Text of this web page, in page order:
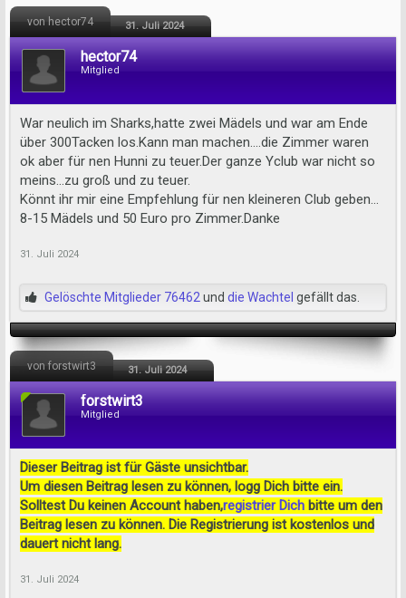
von hector74 31. Juli 2024
hector74
Mitglied
War neulich im Sharks,hatte zwei Mädels und war am Ende
über 300Tacken los.Kann man machen….die Zimmer waren
ok aber für nen Hunni zu teuer.Der ganze Yclub war nicht so
meins…zu groß und zu teuer.
Könnt ihr mir eine Empfehlung für nen kleineren Club geben…
8-15 Mädels und 50 Euro pro Zimmer.Danke
31. Juli 2024
Gelöschte Mitglieder 76462 und die Wachtel gefällt das.
von forstwirt3 31. Juli 2024
forstwirt3
Mitglied
Dieser Beitrag ist für Gäste unsichtbar.
Um diesen Beitrag lesen zu können, logg Dich bitte ein.
Solltest Du keinen Account haben,registrier Dich bitte um den
Beitrag lesen zu können. Die Registrierung ist kostenlos und
dauert nicht lang.
31. Juli 2024